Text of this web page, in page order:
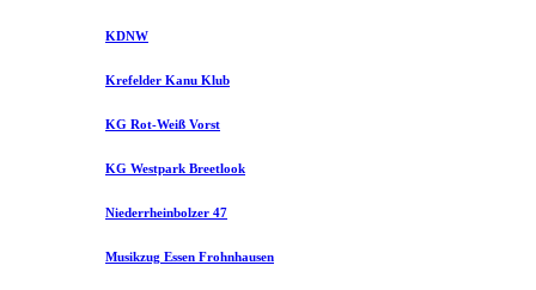
KDNW
Krefelder Kanu Klub
KG Rot-Weiß Vorst
KG Westpark Breetlook
Niederrheinbolzer 47
Musikzug Essen Frohnhausen